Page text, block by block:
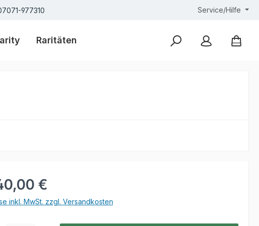
977310 Service/Hilfe
Raritäten
Preis:
€
inkl. MwSt. zzgl. Versandkosten